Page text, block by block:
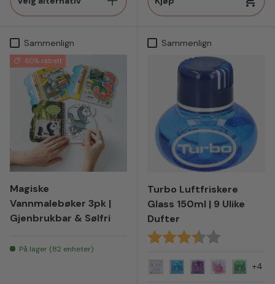
Sammenlign
60% rabatt
Magiske
Vannmalebøker 3pk |
Gjenbrukbar & Sølfri
På lager (82 enheter)
Sammenlign
Turbo Luftfriskere
Glass 150ml | 9 Ulike
Dufter
Karakter:
+4